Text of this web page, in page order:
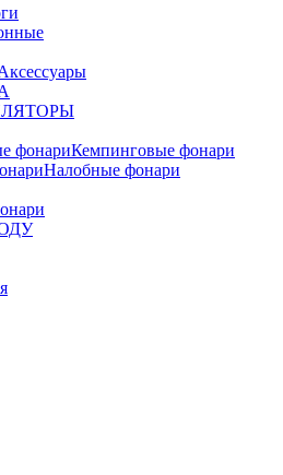
Кемпинговые фонари
Налобные фонари